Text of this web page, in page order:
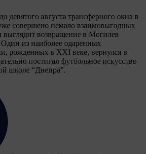
девятого августа трансферного окна в
совершено немало взаимовыгодных
выглядит возвращение в Могилев
из наиболее одаренных
рожденных в XXI веке, вернулся в
постигал футбольное искусство
школе “Днепра”.